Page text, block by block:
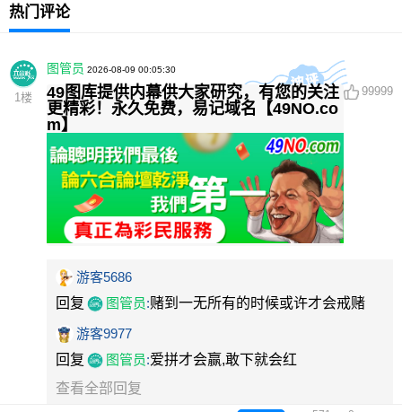
热门评论
1 楼
图管员 2026-08-09 00:05:30
49图库提供内幕供大家研究，有您的关注
更精彩！永久免费，易记域名【49NO.co
m】
99999
游客5686
回复
图管员:赌到一无所有的时候或许才会戒赌
游客9977
回复
图管员:爱拼才会赢,敢下就会红
查看全部回复